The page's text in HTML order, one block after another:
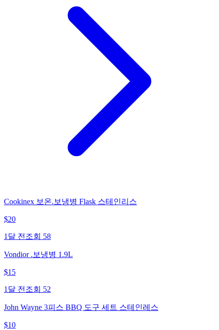
Cookinex 보온.보냉병 Flask 스테인리스
$20
1달 전 조회 58
Vondior .보냉병 1.9L
$15
1달 전 조회 52
John Wayne 3피스 BBQ 도구 세트 스테인레스
$10